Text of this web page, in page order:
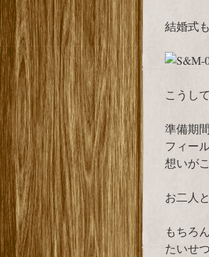
結婚式
こうし
準備期
フィー
想いが
お二人
もちろ
たいせ